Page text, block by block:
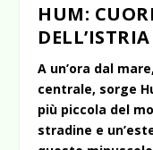
HUM:
DELL’ISTRIA
A un’ora dal
centrale, sorge
più piccola del
stradine e